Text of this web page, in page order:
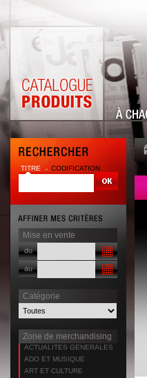
TITRE CODIFICATION
Mise en vente
du
au
Catégorie
Zone de merchandising
ACTUALITES GENERALES
ADO ET MUSIQUE
ART ET CULTURE